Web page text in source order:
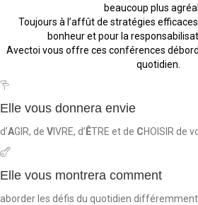
beaucoup plus
Toujours à l’affût de stratégies
bonheur et pour la
Avectoi vous offre ces conférences
quotidien.
Elle vous donnera envie
d’AGIR, de VIVRE, d’ ÊTRE et de CHOISIR de
Elle vous montrera comment
aborder les défis du quotidien différemment